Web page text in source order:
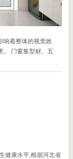
响着整体的视觉效
。 门窗集型材、五
健康水平,根据河北省